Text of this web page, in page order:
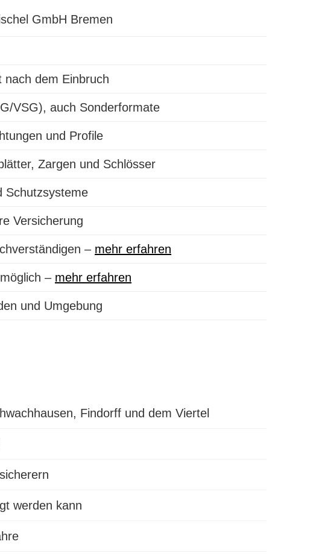
GmbH Bremen
nach dem Einbruch
VSG), auch Sonderformate
und Profile
Zargen und Schlösser
Schutzsysteme
Versicherung
– mehr erfahren
– mehr erfahren
und Umgebung
Findorff und dem Viertel
werden kann